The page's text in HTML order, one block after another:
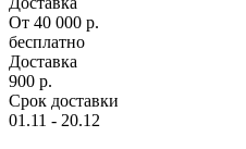
От 40 000 р.
бесплатно
Доставка
900 р.
Срок доставки
01.11 - 20.12